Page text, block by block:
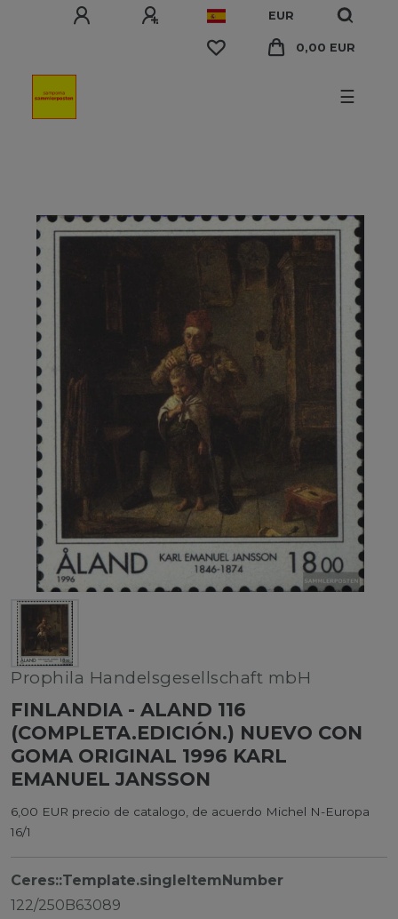
EUR
0,00 EUR
☰
Prophila Handelsgesellschaft mbH
FINLANDIA - ALAND 116
(COMPLETA.EDICIÓN.) NUEVO CON
GOMA ORIGINAL 1996 KARL
EMANUEL JANSSON
6,00 EUR precio de catalogo, de acuerdo Michel N-Europa
16/1
Ceres::Template.singleItemNumber
122/250B63089